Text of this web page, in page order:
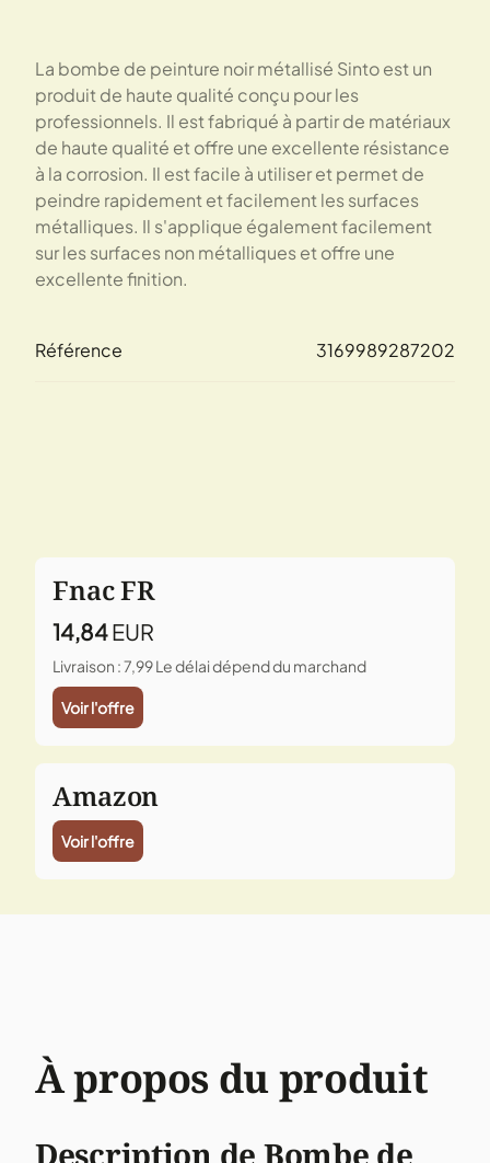
La bombe de peinture noir métallisé Sinto est un
produit de haute qualité conçu pour les
professionnels. Il est fabriqué à partir de matériaux
de haute qualité et offre une excellente résistance
à la corrosion. Il est facile à utiliser et permet de
peindre rapidement et facilement les surfaces
métalliques. Il s'applique également facilement
sur les surfaces non métalliques et offre une
excellente finition.
Référence 3169989287202
Fnac FR
14,84EUR
Livraison : 7,99Le délai dépend du marchand
Voir l'offre
Amazon
Voir l'offre
À propos du produit
Description de Bombe de